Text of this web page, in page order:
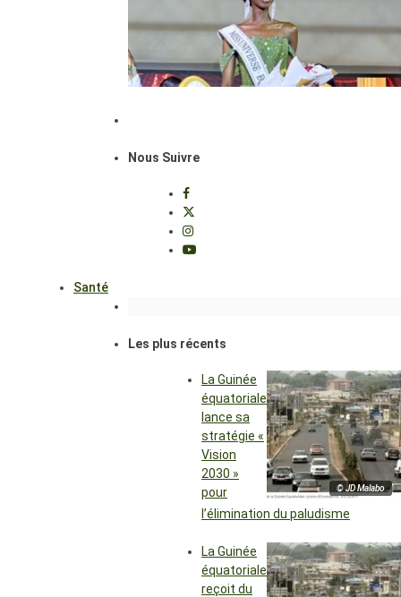
Nous Suivre
Santé
Les plus récents
© JD Malabo
La Guinée
équatoriale
lance sa
stratégie «
Vision
2030 »
pour
l’élimination du paludisme
La Guinée
équatoriale
reçoit du